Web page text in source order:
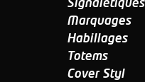
Signalétiques
Marquages
Habillages
Totems
Cover Styl